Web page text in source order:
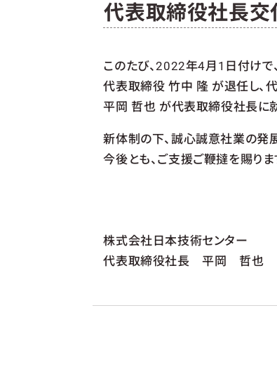
代表取締役社長交
このたび、2022年4月1日付けで、
代表取締役 竹中 隆 が退任し、
平岡 哲也 が代表取締役社長に
新体制の下、誠心誠意社業の発
今後とも、ご支援ご鞭撻を賜りま
株式会社日本技術センター
代表取締役社長 平岡 哲也